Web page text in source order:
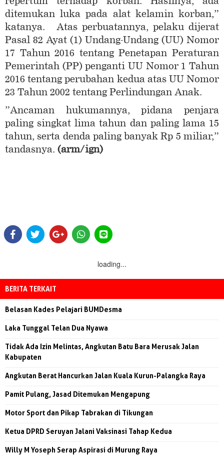
ditemukan luka pada alat kelamin korban,”
katanya. Atas perbuatannya, pelaku dijerat
Pasal 82 Ayat (1) Undang-Undang (UU) Nomor
17 Tahun 2016 tentang Penetapan Peraturan
Pemerintah (PP) penganti UU Nomor 1 Tahun
2016 tentang perubahan kedua atas UU Nomor
23 Tahun 2002 tentang Perlindungan Anak.
”Ancaman hukumannya, pidana penjara
paling singkat lima tahun dan paling lama 15
tahun, serta denda paling banyak Rp 5 miliar,”
tandasnya. (arm/ign)
loading...
BERITA TERKAIT
Belasan Kades Pelajari BUMDesma
Laka Tunggal Telan Dua Nyawa
Tidak Ada Izin Melintas, Angkutan Batu Bara Merusak Jalan
Kabupaten
Angkutan Berat Hancurkan Jalan Kuala Kurun-Palangka Raya
Pamit Pulang, Jasad Ditemukan Mengapung
Motor Sport dan Pikap Tabrakan di Tikungan
Ketua DPRD Seruyan Jalani Vaksinasi Tahap Kedua
Willy M Yoseph Serap Aspirasi di Murung Raya